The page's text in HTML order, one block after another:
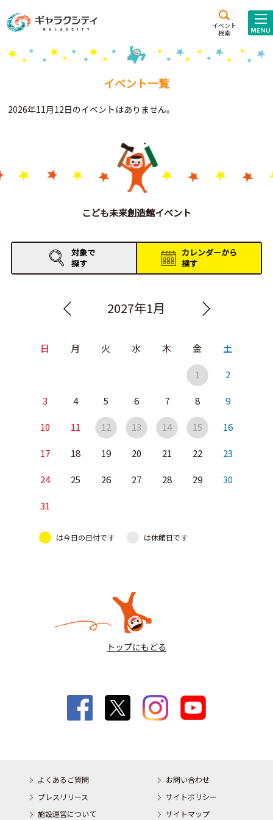
イベント
検索
施設案内
こども
西新井
施設･
Gがくえん
お知らせ
イベントレポート
イベント一覧
2026年11月12日のイベントはありません。
こども未来創造館イベント
対象で
探す
カレンダーから
探す
2027年1月
日 月 火 水 木 金 土
1 2
3 4 5 6 7 8 9
10 11 12 13 14 15 16
17 18 19 20 21 22 23
24 25 26 27 28 29 30
31
は今日の日付です は休館日です
トップにもどる
よくあるご質問
お問い合わせ
プレスリリース
サイトポリシー
施設運営について
サイトマップ